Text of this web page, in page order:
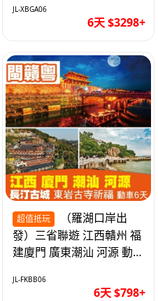
JL-XBGA06
6天 $3298+
超值抵玩
發）三省聯遊 江西贛州 福
建廈門 廣東潮汕 河源 動車
JL-FKBB06
6天 $798+